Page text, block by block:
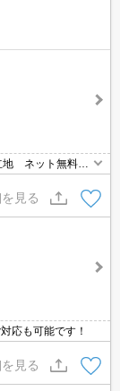
地 ネット無料
見る
応も可能です！
見る